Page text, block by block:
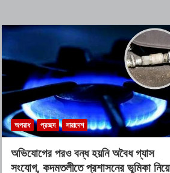
অপরাধ প্রচ্ছদ সারাদেশ
অভিযোগের পরও বন্ধ হয়নি অবৈধ গ্যাস
সংযোগ, কদমতলীতে প্রশাসনের ভূমিকা নিয়ে